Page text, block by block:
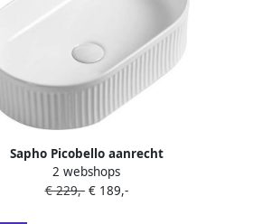
Sapho Picobello aanrecht
keramische wastafel 49x31 cm
wit
2 webshops
€ 229,-€ 189,-